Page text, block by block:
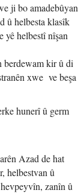
ji bo amadebûyan
û helbesta klasîk
yê helbestî nîşan
berdewam kir û di
xwe ve beşa
hunerî û germ
Azad de hat
helbestvan û
zanîn û